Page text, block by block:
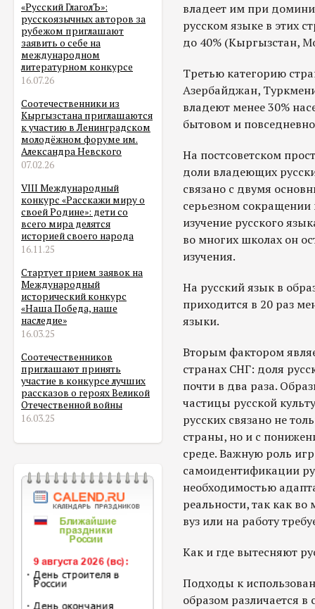
«Русский ГлаголЪ»:
русскоязычных авторов за
рубежом приглашают
заявить о себе на
международном
литературном конкурсе
16.07.26
Соотечественники из
Кыргызстана приглашаются
к участию в Ленинградском
молодёжном форуме им.
Александра Невского
07.02.26
VIII Международный
конкурс «Расскажи миру о
своей Родине»: дети со
всего мира делятся
историей своего народа
16.11.25
Стартует прием заявок на
Международный
исторический конкурс
«Наша Победа, наше
наследие»
16.03.25
Соотечественников
приглашают принять
участие в конкурсе лучших
рассказов о героях Великой
Отечественной войны
16.03.25
владеет им при
русском языке в этих
до 40% (Кыргызстан,
Третью категорию
Азербайджан,
владеют менее 30%
бытовом и
На постсоветском
доли владеющих
связано с двумя
серьезном сокращении
изучение русского
во многих школах он
изучения.
На русский язык в
приходится в 20 раз
языки.
Вторым фактором
странах СНГ: доля
почти в два раза.
частицы русской
русских связано не
страны, но и с
среде. Важную роль
самоидентификации
необходимостью
реальности, так как
вуз или на работу
Как и где вытесняют
Подходы к
образом различается